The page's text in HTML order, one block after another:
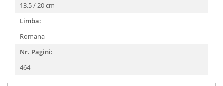
13.5 / 20 cm
Limba:
Romana
Nr. Pagini:
464